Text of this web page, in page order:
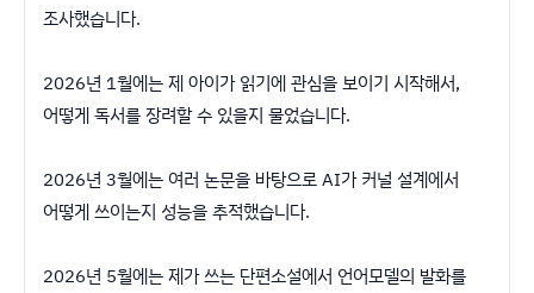
조사했습니다.
2026년 1월에는 제 아이가 읽기에 관심을 보이기 시작해서,
어떻게 독서를 장려할 수 있을지 물었습니다.
2026년 3월에는 여러 논문을 바탕으로 AI가 커널 설계에서
어떻게 쓰이는지 성능을 추적했습니다.
2026년 5월에는 제가 쓰는 단편소설에서 언어모델의 발화를